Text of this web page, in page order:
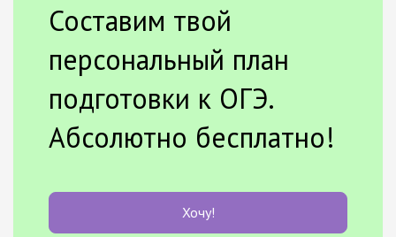
Составим твой
персональный план
подготовки к ОГЭ.
Абсолютно бесплатно!
Хочу!